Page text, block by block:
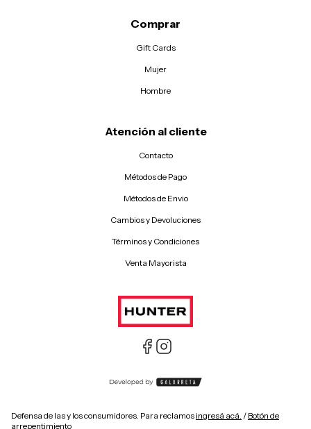
Comprar
Gift Cards
Mujer
Hombre
Atención al cliente
Contacto
Métodos de Pago
Métodos de Envio
Cambios y Devoluciones
Términos y Condiciones
Venta Mayorista
Defensa de las y los consumidores. Para reclamos ingresá acá. / Botón de
arrepentimiento